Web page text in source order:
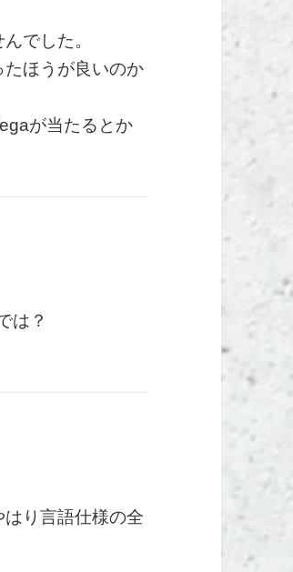
でした。
ほうが良いのか
が当たるとか
は？
り言語仕様の全